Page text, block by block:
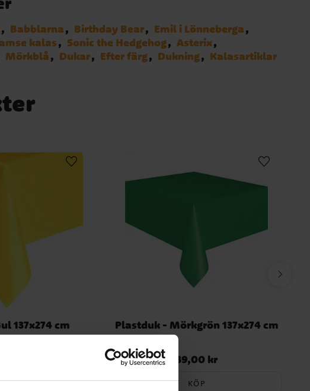
Babblarna Birthday Bear
Emil i Lönneberga
kalas Sonic the Hedgehog
Asterix
Mörkblå Dukar Efter färg Dukning Kalasartiklar
137x274 cm Plastduk - Mörkgrön 137x274 cm
Pris:39,00 kr
39,00 kr
KÖP